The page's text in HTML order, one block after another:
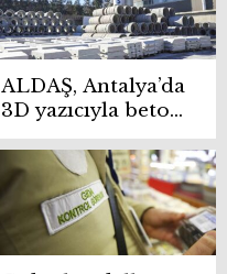
ALDAŞ, Antalya’da
3D yazıcıyla beton
kent mobilyaları
üretiyor